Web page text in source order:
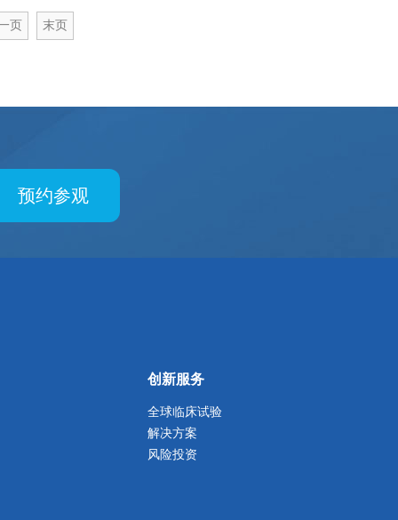
页 末页
预约参观
创新服务
全球临床试验
解决方案
风险投资